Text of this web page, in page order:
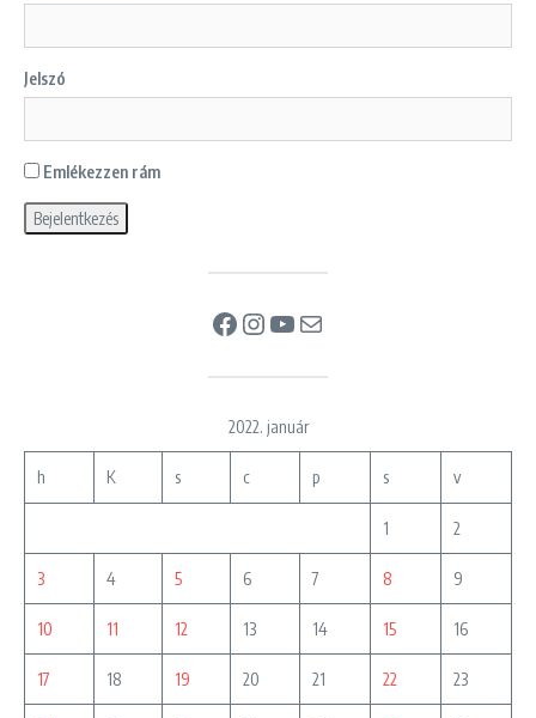
Jelszó
Emlékezzen rám
Facebook
Instagram
YouTube
Mail
2022. január
h K s c p s v
1 2
3 4 5 6 7 8 9
10 11 12 13 14 15 16
17 18 19 20 21 22 23